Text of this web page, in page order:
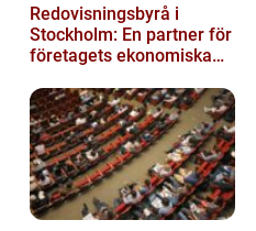
Redovisningsbyrå i
Stockholm: En partner för
företagets ekonomiska